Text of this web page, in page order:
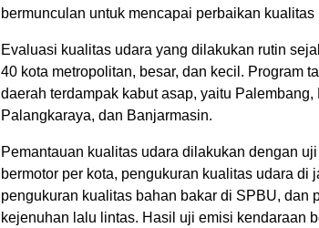
bermunculan untuk mencapai perbaikan kualitas
Evaluasi kualitas udara yang dilakukan rutin
40 kota metropolitan, besar, dan kecil. Program
daerah terdampak kabut asap, yaitu Palembang,
Palangkaraya, dan Banjarmasin.
Pemantauan kualitas udara dilakukan dengan
bermotor per kota, pengukuran kualitas udara di
pengukuran kualitas bahan bakar di SPBU, dan
kejenuhan lalu lintas. Hasil uji emisi kendaraan